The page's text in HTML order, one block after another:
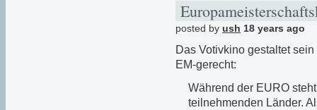
posted by ush 18 years ago
Das Votivkino gestaltet sein
EM-gerecht:
Während der EURO
teilnehmenden Länder.